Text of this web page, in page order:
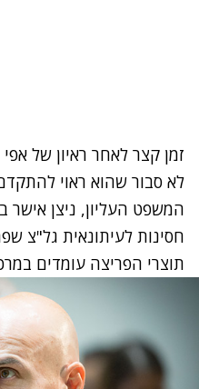
זמן קצר לאחר ראיון של
לא סבור שהוא ראוי
המשפט העליון, ניצן אישר
חסינות לעיתונאית גל"צ
תוצרי הפריצה עומדים